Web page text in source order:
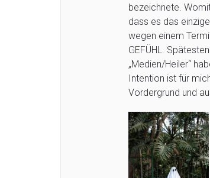
bezeichnete.
dass es das
wegen einem
GEFÜHL.
„Medien/Heiler“
Intention ist für
Vordergrund und